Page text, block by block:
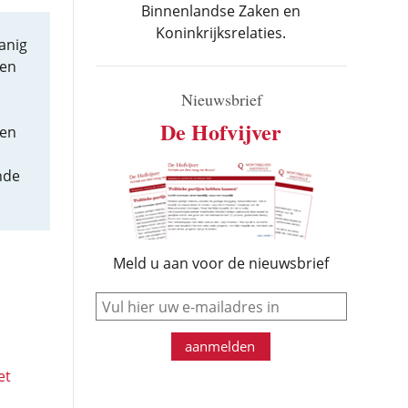
Binnenlandse Zaken en
Koninkrijksrelaties.
Nieuwsbrief
De Hofvijver
Meld u aan voor de nieuwsbrief
e-mail
aanmelden